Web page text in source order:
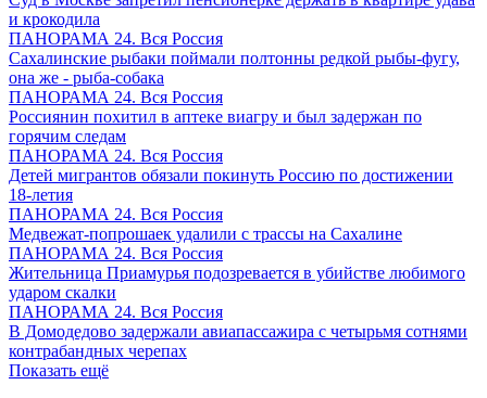
и крокодила
ПАНОРАМА 24. Вся Россия
Сахалинские рыбаки поймали полтонны редкой рыбы-фугу,
она же - рыба-собака
ПАНОРАМА 24. Вся Россия
Россиянин похитил в аптеке виагру и был задержан по
горячим следам
ПАНОРАМА 24. Вся Россия
Детей мигрантов обязали покинуть Россию по достижении
18-летия
ПАНОРАМА 24. Вся Россия
Медвежат-попрошаек удалили с трассы на Сахалине
ПАНОРАМА 24. Вся Россия
Жительница Приамурья подозревается в убийстве любимого
ударом скалки
ПАНОРАМА 24. Вся Россия
В Домодедово задержали авиапассажира с четырьмя сотнями
контрабандных черепах
Показать ещё